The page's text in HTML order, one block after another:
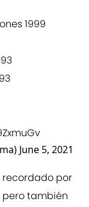
1999
June 5, 2021
recordado por
pero también